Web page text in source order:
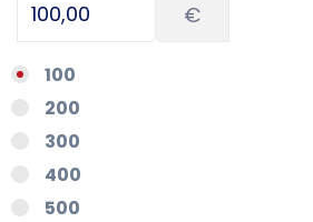
€
100
200
300
400
500